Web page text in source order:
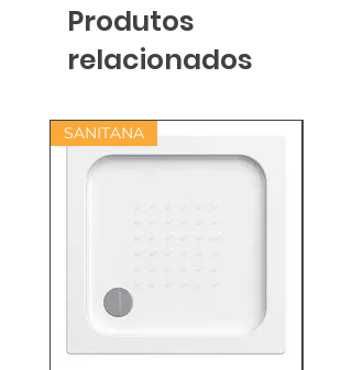
Produtos
relacionados
SANITANA